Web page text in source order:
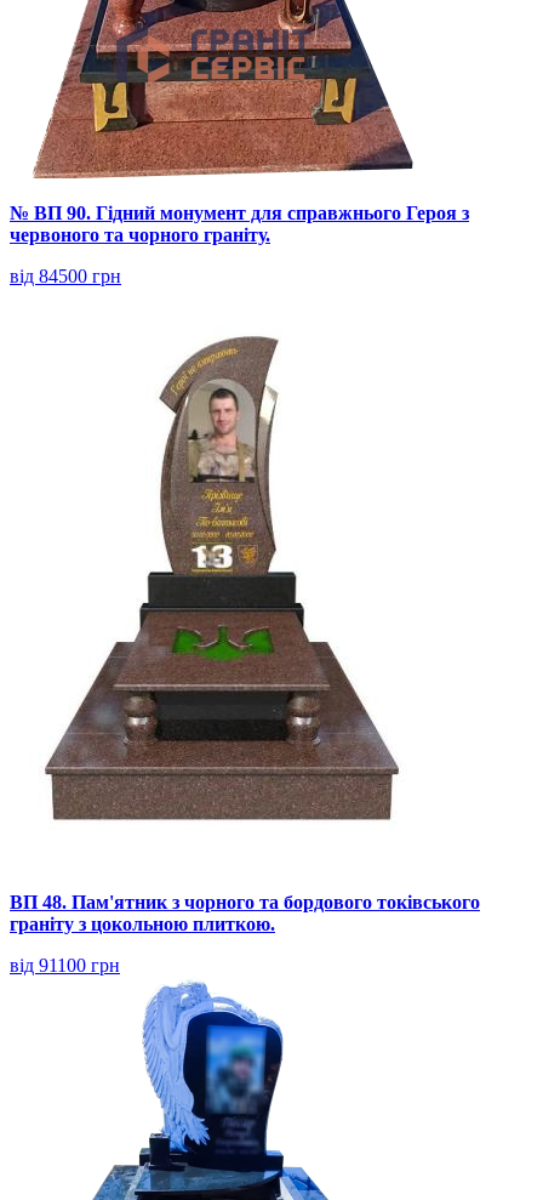
№ ВП 90. Гідний монумент для справжнього Героя з
червоного та чорного граніту.
від 84500 грн
ВП 48. Пам'ятник з чорного та бордового токівського
граніту з цокольною плиткою.
від 91100 грн